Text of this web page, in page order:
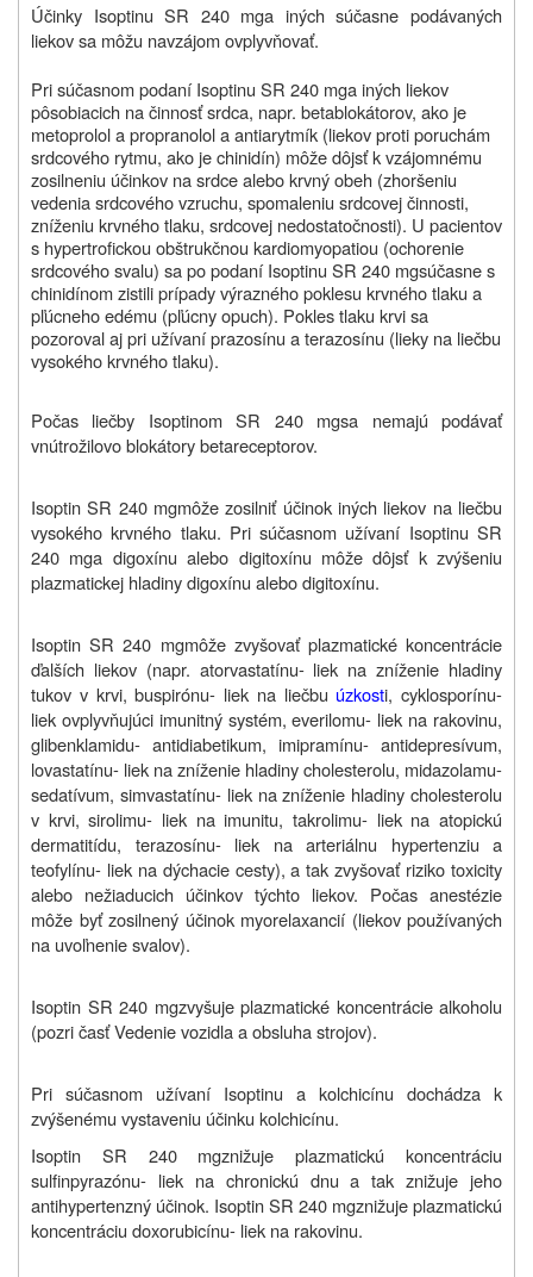
Účinky Isoptinu SR 240 mga iných súčasne podávaných
liekov sa môžu navzájom ovplyvňovať.
Pri súčasnom podaní Isoptinu SR 240 mga iných liekov
pôsobiacich na činnosť srdca, napr. betablokátorov, ako je
metoprolol a propranolol a antiarytmík (liekov proti poruchám
srdcového rytmu, ako je chinidín) môže dôjsť k vzájomnému
zosilneniu účinkov na srdce alebo krvný obeh (zhoršeniu
vedenia srdcového vzruchu, spomaleniu srdcovej činnosti,
zníženiu krvného tlaku, srdcovej nedostatočnosti). U pacientov
s hypertrofickou obštrukčnou kardiomyopatiou (ochorenie
srdcového svalu) sa po podaní Isoptinu SR 240 mgsúčasne s
chinidínom zistili prípady výrazného poklesu krvného tlaku a
pľúcneho edému (pľúcny opuch). Pokles tlaku krvi sa
pozoroval aj pri užívaní prazosínu a terazosínu (lieky na liečbu
vysokého krvného tlaku).
Počas liečby Isoptinom SR 240 mgsa nemajú podávať
vnútrožilovo blokátory betareceptorov.
Isoptin SR 240 mgmôže zosilniť účinok iných liekov na liečbu
vysokého krvného tlaku. Pri súčasnom užívaní Isoptinu SR
240 mga digoxínu alebo digitoxínu môže dôjsť k zvýšeniu
plazmatickej hladiny digoxínu alebo digitoxínu.
Isoptin SR240 mgmôže zvyšovať plazmatické koncentrácie
ďalších liekov (napr. atorvastatínu- liek na zníženie hladiny
tukov v krvi, buspirónu- liek na liečbu úzkosti, cyklosporínu-
liek ovplyvňujúci imunitný systém, everilomu- liek na rakovinu,
glibenklamidu- antidiabetikum, imipramínu- antidepresívum,
lovastatínu- liek na zníženie hladiny cholesterolu, midazolamu-
sedatívum, simvastatínu- liek na zníženie hladiny cholesterolu
v krvi, sirolimu- liek na imunitu, takrolimu- liek na atopickú
dermatitídu, terazosínu- liek na arteriálnu hypertenziu a
teofylínu- liek na dýchacie cesty), a tak zvyšovať riziko toxicity
alebo nežiaducich účinkov týchto liekov. Počas anestézie
môže byť zosilnený účinok myorelaxancií (liekov používaných
na uvoľnenie svalov).
Isoptin SR 240 mgzvyšuje plazmatické koncentrácie alkoholu
(pozri časť Vedenie vozidla a obsluha strojov).
Pri súčasnom užívaní Isoptinu a kolchicínu dochádza k
zvýšenému vystaveniu účinku kolchicínu.
Isoptin SR 240 mgznižuje plazmatickú koncentráciu
sulfinpyrazónu- liek na chronickú dnu a tak znižuje jeho
antihypertenzný účinok. Isoptin SR 240 mgznižuje plazmatickú
koncentráciu doxorubicínu- liek na rakovinu.